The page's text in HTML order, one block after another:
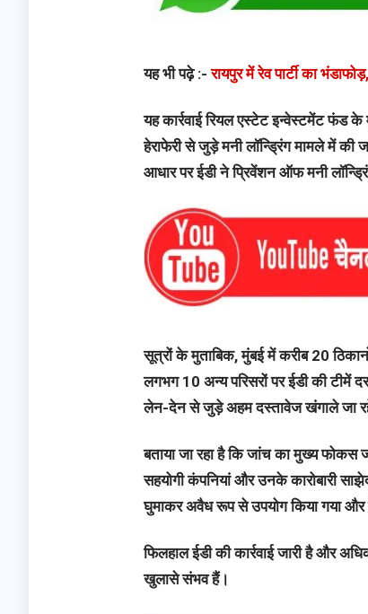
यह भी पढ़े :-रायपुर में रेव पार्टी का
यह कार्रवाई रियल एस्टेट इन्वेस्टमेंट फंड
हेराफेरी से जुड़े मनी लॉन्ड्रिंग मामले में
आधार पर ईडी ने प्रिवेंशन ऑफ मनी
सूत्रों के मुताबिक, मुंबई में करीब 20
लगभग 10 अन्य परिसरों पर ईडी की टीमें
लेन-देन से जुड़े अहम दस्तावेज खंगाले जा
बताया जा रहा है कि जांच का मुख्य
सहयोगी कंपनियां और उनके कारोबारी
घुमाकर अवैध रूप से उपयोग किया गया और
फिलहाल ईडी की कार्रवाई जारी है और
खुलासे संभव हैं।